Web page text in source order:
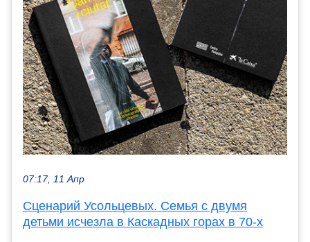
07:17, 11 Апр
Сценарий Усольцевых. Семья с двумя
детьми исчезла в Каскадных горах в 70-х